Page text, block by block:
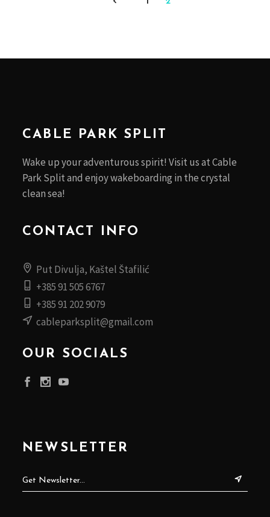
CABLE PARK SPLIT
Wake up your adventurous spirit! Visit us at Cable
Park Split and enjoy wakeboarding in the crystal
clean sea!
CONTACT INFO
Put Divulja, Kaštel Štafilić
+385 91 505 6767
+385 91 202 9079
cableparksplit@gmail.com
OUR SOCIALS
NEWSLETTER